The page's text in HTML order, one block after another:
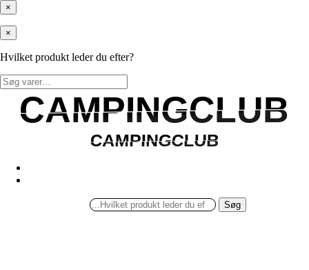
×
×
Hvilket produkt leder du efter?
Søg
efter:CAMPINGCLUB
CAMPINGCLUB
CAMPINGCLUB
CAMPINGCLUB
Søg